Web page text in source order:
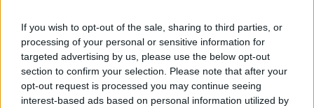
If you wish to opt-out of the sale, sharing to third parties, or
processing of your personal or sensitive information for
targeted advertising by us, please use the below opt-out
section to confirm your selection. Please note that after your
opt-out request is processed you may continue seeing
interest-based ads based on personal information utilized by
Magyarország
Drágább lett a Tesla Model Y
Magyarországon
e-cars.hu - 2024-03-22 27 hozzászólás